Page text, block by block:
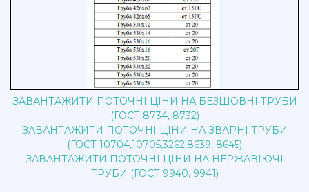
ЗАВАНТАЖИТИ ПОТОЧНІ ЦІНИ НА БЕЗШОВНІ ТРУБИ
(ГОСТ 8734, 8732)
ЗАВАНТАЖИТИ ПОТОЧНІ ЦІНИ НА ЗВАРНІ ТРУБИ
(ГОСТ 10704,10705,3262,8639, 8645)
ЗАВАНТАЖИТИ ПОТОЧНІ ЦІНИ НА НЕРЖАВІЮЧІ
ТРУБИ (ГОСТ 9940, 9941)